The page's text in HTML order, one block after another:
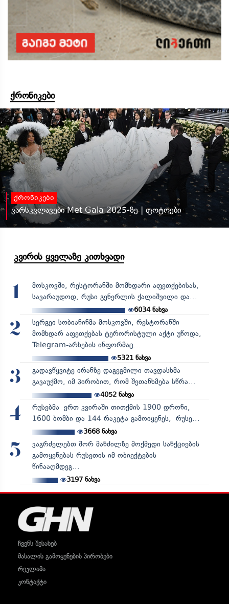
ქრონიკები
ქრონიკები
ვარსკვლავები Met Gala 2025-ზე | ფოტოები
კვირის ყველაზე კითხვადი
1
მოსკოვში, რესტორანში მომხდარი აფეთქებისას,
სავარაუდოდ, რუსი გენერლის ქალიშვილი და...
6034ნახვა
2
სერგეი სობიანინმა მოსკოვში, რესტორანში
მომხდარ აფეთქებას ტერორისტული აქტი უწოდა,
Telegram-არხების ინფორმაც...
5321ნახვა
3
გადავწყვიტე ირანზე დაგეგმილი თავდასხმა
გავაუქმო, იმ პირობით, რომ შეთანხმება სწრა...
4052ნახვა
4
რუსებმა ერთ კვირაში თითქმის 1900 დრონი,
1600 ბომბი და 144 რაკეტა გამოიყენეს, რუსე...
3668ნახვა
5
ვაგრძელებთ შორ მანძილზე მოქმედი სანქციების
გამოყენებას რუსეთის იმ ობიექტების
წინააღმდეგ...
3197ნახვა
ჩვენს შესახებ
მასალის გამოყენების პირობები
რეკლამა
კონტაქტი